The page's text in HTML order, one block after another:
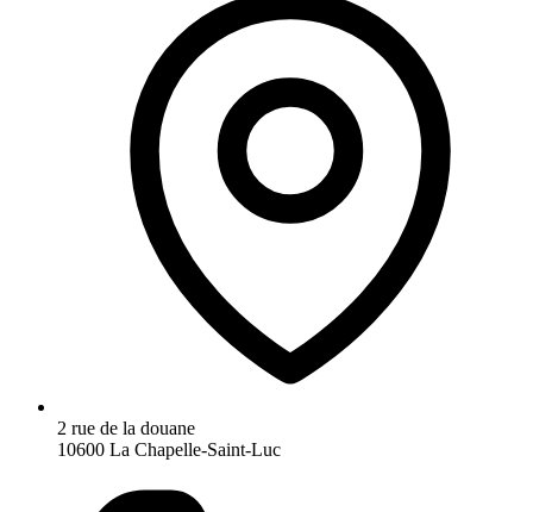
2 rue de la douane
10600 La Chapelle-Saint-Luc